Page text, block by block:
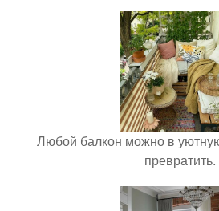
Любой балкон можно в
превратить.